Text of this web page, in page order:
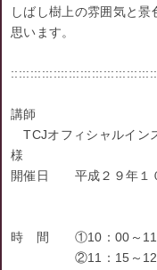
しばし樹上の雰囲気と
思います。
講師
TCJオフィシャルイ
様
開催日 平成２９年１０
時 間 ①10：00～11
②11：15～12：